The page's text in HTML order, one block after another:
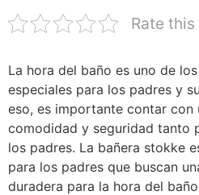
Rate
La hora del baño es uno de
especiales para los padres y
eso, es importante contar con
comodidad y seguridad tanto
los padres. La bañera stokke
para los padres que buscan
duradera para la hora del